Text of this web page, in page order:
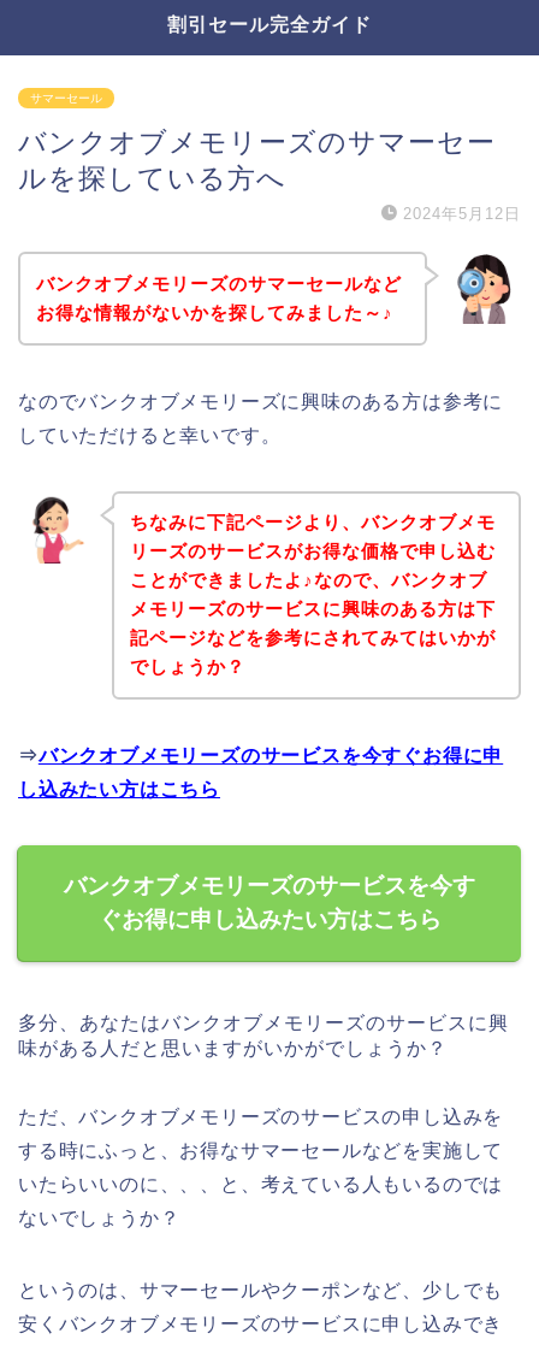
割引セール完全ガイド
サマーセール
バンクオブメモリーズのサマーセー
ルを探している方へ
2024年5月12日
バンクオブメモリーズのサマーセールなど
お得な情報がないかを探してみました～♪
なのでバンクオブメモリーズに興味のある方は参考に
していただけると幸いです。
ちなみに下記ページより、バンクオブメモ
リーズのサービスがお得な価格で申し込む
ことができましたよ♪なので、バンクオブ
メモリーズのサービスに興味のある方は下
記ページなどを参考にされてみてはいかが
でしょうか？
⇒バンクオブメモリーズのサービスを今すぐお得に申
し込みたい方はこちら
バンクオブメモリーズのサービスを今す
ぐお得に申し込みたい方はこちら
多分、あなたはバンクオブメモリーズのサービスに興
味がある人だと思いますがいかがでしょうか？
ただ、バンクオブメモリーズのサービスの申し込みを
する時にふっと、お得なサマーセールなどを実施して
いたらいいのに、、、と、考えている人もいるのでは
ないでしょうか？
というのは、サマーセールやクーポンなど、少しでも
安くバンクオブメモリーズのサービスに申し込みでき